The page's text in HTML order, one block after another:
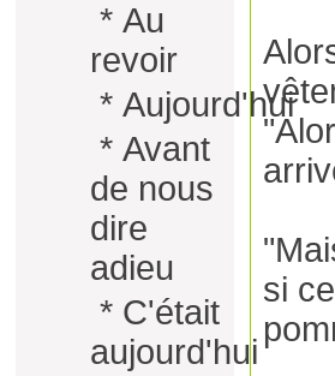
* Au
revoir
* Aujourd'hui
* Avant
de nous
dire
adieu
* C'était
aujourd'hui
si